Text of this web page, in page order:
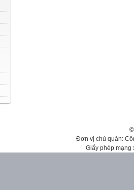
Đơn vị chủ quản:
Giấy phép mạng